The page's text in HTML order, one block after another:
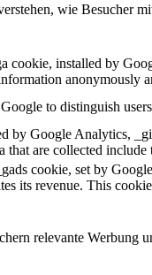
wie Besucher
cookie, installed by
anonymously
to distinguish
by Google Analytics,
that are collected
cookie, set by
its revenue. This
relevante Werbung